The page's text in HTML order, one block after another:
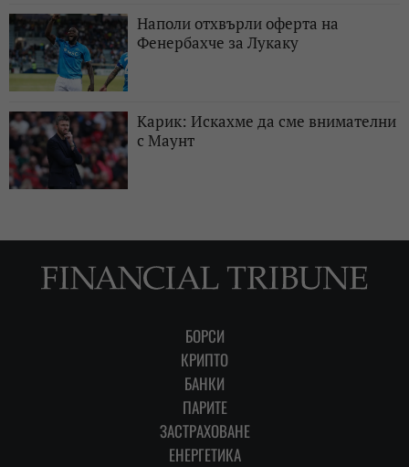
Наполи отхвърли оферта на
Фенербахче за Лукаку
Карик: Искахме да сме внимателни
с Маунт
БОРСИ
КРИПТО
БАНКИ
ПАРИТЕ
ЗАСТРАХОВАНЕ
ЕНЕРГЕТИКА